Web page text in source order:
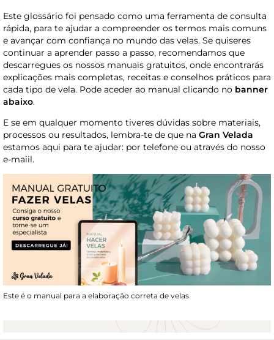
Este glossário foi pensado como uma ferramenta de consulta
rápida, para te ajudar a compreender os termos mais comuns
e avançar com confiança no mundo das velas. Se quiseres
continuar a aprender passo a passo, recomendamos que
descarregues os nossos manuais gratuitos, onde encontrarás
explicações mais completas, receitas e conselhos práticos para
cada tipo de vela. Pode aceder ao manual clicando no banner
abaixo.
E se em qualquer momento tiveres dúvidas sobre materiais,
processos ou resultados, lembra-te de que na Gran Velada
estamos aqui para te ajudar: por telefone ou através do nosso
e-maiil.
Este é o manual para a elaboração correta de velas